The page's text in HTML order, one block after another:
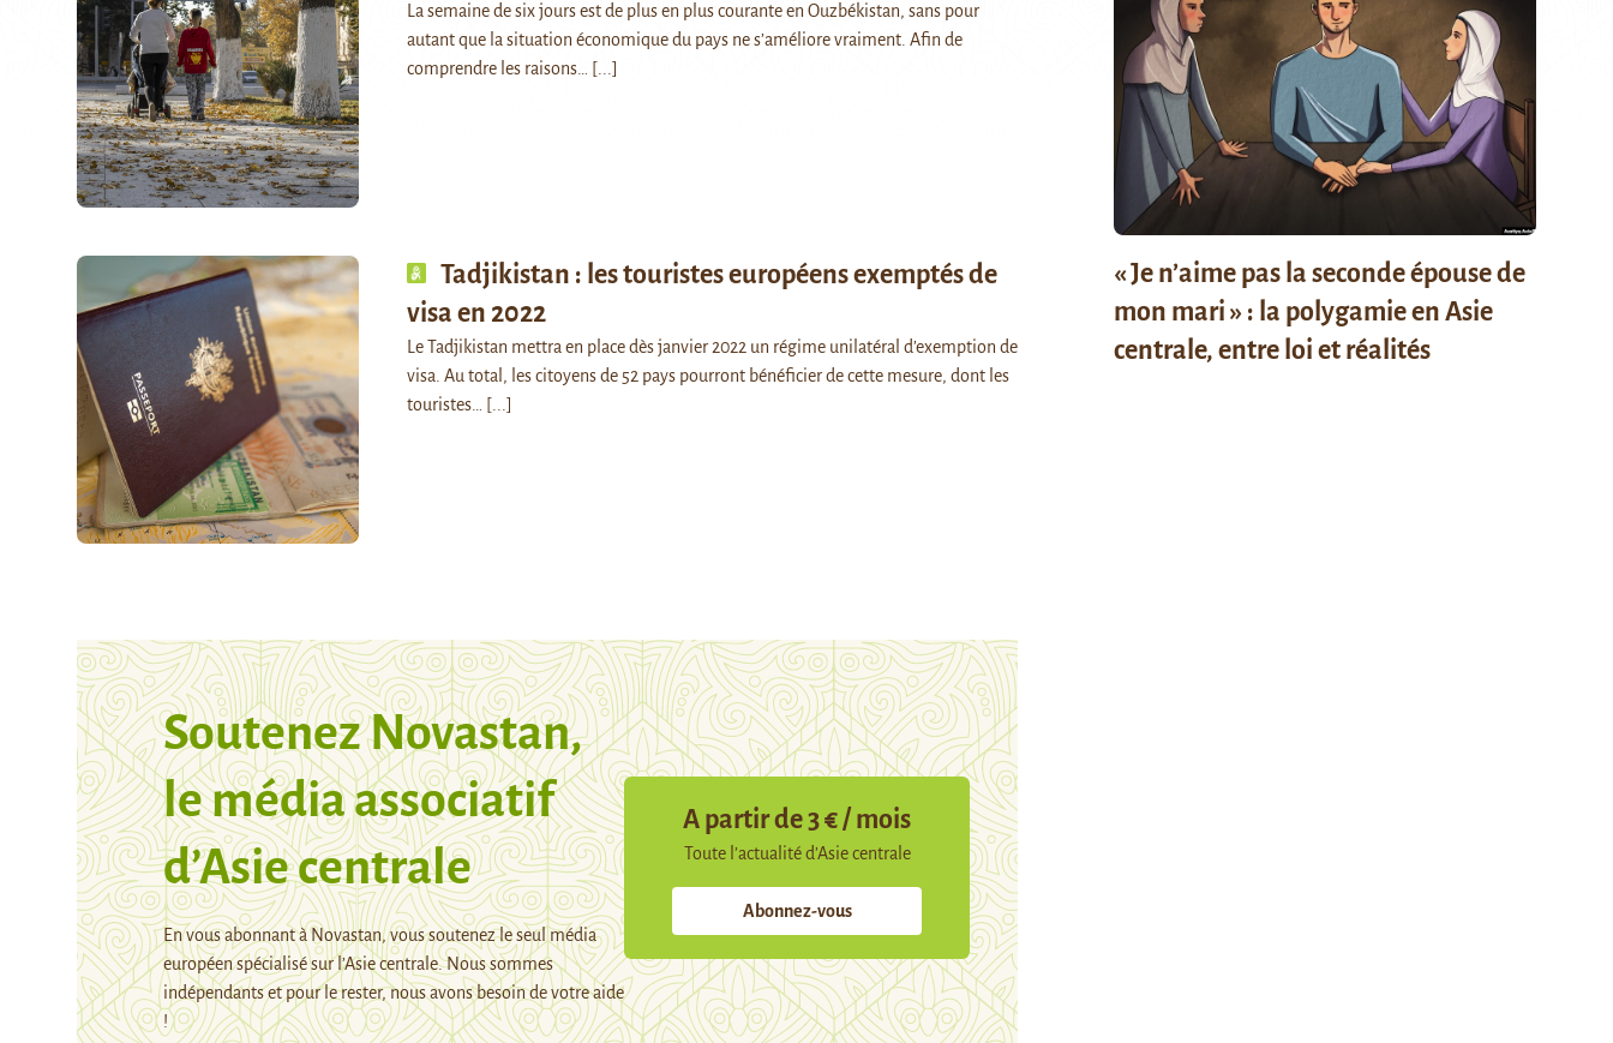
La semaine de six jours est de plus en plus courante en Ouzbékistan, sans pour
autant que la situation économique du pays ne s’améliore vraiment. Afin de
comprendre les raisons…
[...]
Tadjikistan : les touristes européens exemptés de
visa en 2022
Le Tadjikistan mettra en place dès janvier 2022 un régime unilatéral d’exemption de
visa. Au total, les citoyens de 52 pays pourront bénéficier de cette mesure, dont les
touristes…
[...]
Soutenez Novastan,
le média associatif
d’Asie centrale
En vous abonnant à Novastan, vous soutenez le seul média
européen spécialisé sur l’Asie centrale. Nous sommes
indépendants et pour le rester, nous avons besoin de votre aide
!
A partir de 3 € / mois
Toute l’actualité d’Asie centrale
Abonnez-vous
« Je n’aime pas la seconde épouse de
mon mari » : la polygamie en Asie
centrale, entre loi et réalités